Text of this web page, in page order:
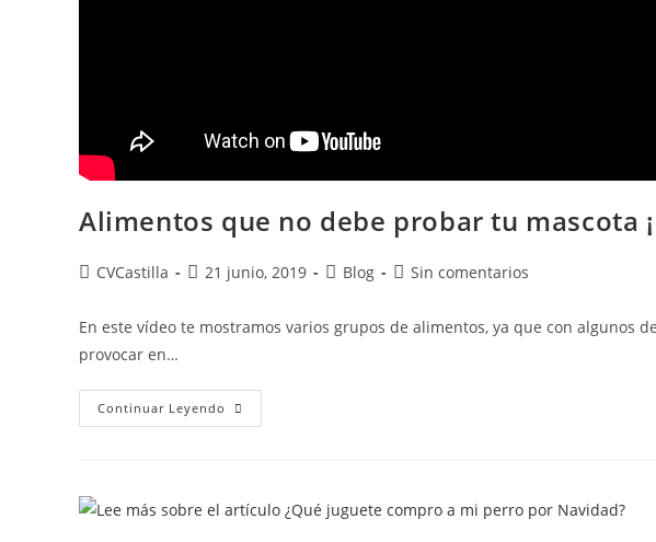
Alimentos que no debe probar tu mascota
CVCastilla 21 junio, 2019 Blog Sin comentarios
En este vídeo te mostramos varios grupos de alimentos, ya que con algunos
provocar en…
Continuar Leyendo